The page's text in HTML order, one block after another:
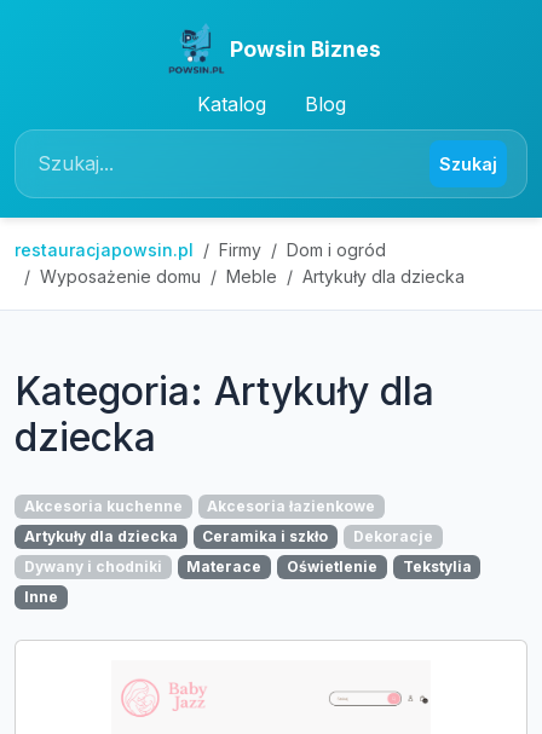
Powsin Biznes
Katalog Blog
Szukaj
restauracjapowsin.pl Firmy
Dom i ogród
Wyposażenie domu
Meble Artykuły dla dziecka
Kategoria: Artykuły dla
dziecka
Akcesoria kuchenne
Akcesoria łazienkowe
Artykuły dla dziecka
Ceramika i szkło
Dekoracje
Dywany i chodniki
Materace Oświetlenie
Tekstylia
Inne